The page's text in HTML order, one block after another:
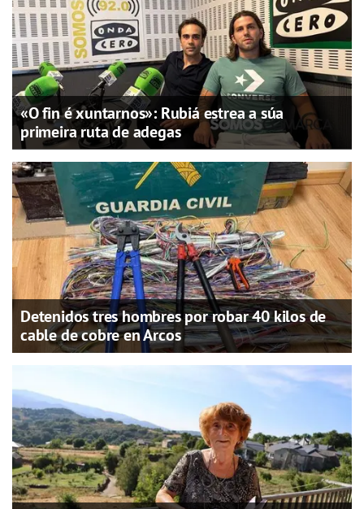
«O fin é xuntarnos»: Rubiá estrea a súa
primeira ruta de adegas
Detenidos tres hombres por robar 40 kilos de
cable de cobre en Arcos